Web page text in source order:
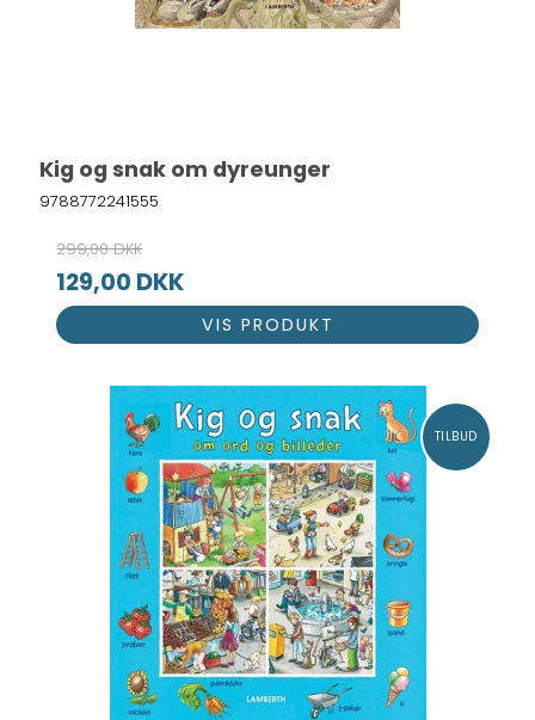
Kig og snak om dyreunger
9788772241555
299,00 DKK
129,00 DKK
VIS PRODUKT
TILBUD